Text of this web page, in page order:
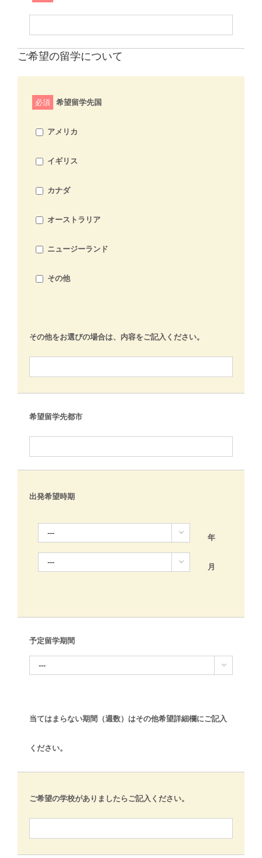
ご希望の留学について
必須 希望留学先国
アメリカ
イギリス
カナダ
オーストラリア
ニュージーランド
その他
その他をお選びの場合は、内容をご記入ください。
希望留学先都市
出発希望時期

年

月
予定留学期間

当てはまらない期間（週数）はその他希望詳細欄にご記入
ください。
ご希望の学校がありましたらご記入ください。